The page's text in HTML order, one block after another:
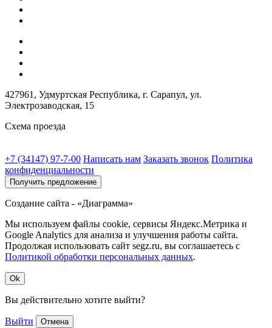
427961, Удмуртская Республика, г. Сарапул, ул.
Электрозаводская, 15
Схема проезда
+7 (34147) 97-7-00 Написать нам Заказать звонок Политика
конфиденциальности
Получить предложение
Создание сайта - «Диаграмма»
Мы используем файлы cookie, сервисы Яндекс.Метрика и
Google Analytics для анализа и улучшения работы сайта.
Продолжая использовать сайт segz.ru, вы соглашаетесь с
Политикой обработки персональных данных.
Ok
Вы действительно хотите выйти?
Выйти Отмена